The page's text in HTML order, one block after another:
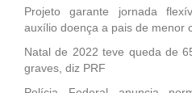
Projeto garante jornada
auxílio doença a pais de menor
Natal de 2022 teve queda de
graves, diz PRF